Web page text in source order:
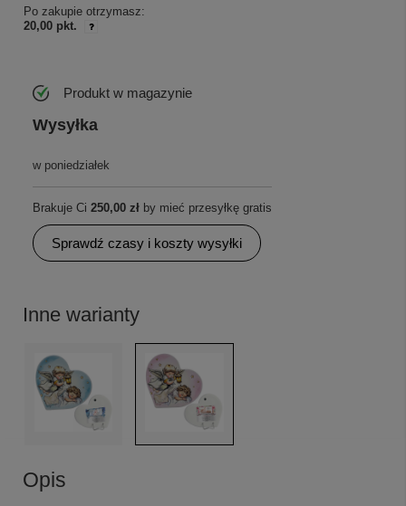
Po zakupie otrzymasz:
20,00 pkt.
Produkt w magazynie
Wysyłka
w poniedziałek
Brakuje Ci 250,00 zł by mieć przesyłkę gratis
Sprawdź czasy i koszty wysyłki
Inne warianty
Opis